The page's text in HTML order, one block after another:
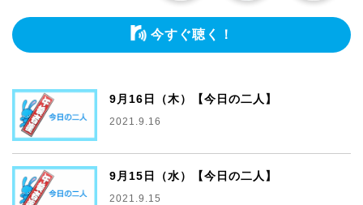
今すぐ聴く！
9月16日（木）【今日の二人】
2021.9.16
9月15日（水）【今日の二人】
2021.9.15